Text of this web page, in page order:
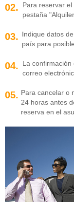
02.
Para reservar
pestaña
03. Indique datos
país para
04.
La
correo
05. Para cancelar o
24 horas antes
reserva en el